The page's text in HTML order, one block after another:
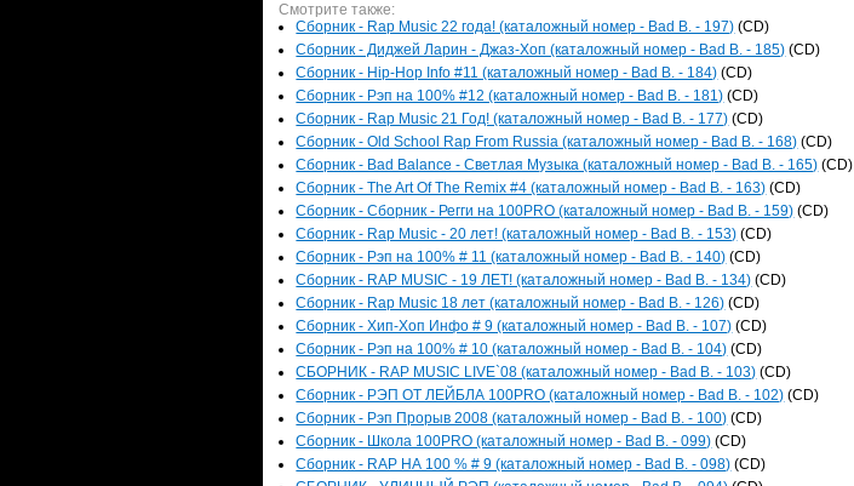
Смотрите также:
Сборник - Rap Music 22 года! (каталожный номер - Bad B. - 197) (CD)
Сборник - Диджей Ларин - Джаз-Хоп (каталожный номер - Bad B. - 185) (CD)
Сборник - Hip-Hop Info #11 (каталожный номер - Bad B. - 184) (CD)
Сборник - Рэп на 100% #12 (каталожный номер - Bad B. - 181) (CD)
Сборник - Rap Music 21 Год! (каталожный номер - Bad B. - 177) (CD)
Сборник - Old School Rap From Russia (каталожный номер - Bad B. - 168) (CD)
Сборник - Bad Balance - Светлая Музыка (каталожный номер - Bad B. - 165) (CD)
Сборник - The Art Of The Remix #4 (каталожный номер - Bad B. - 163) (CD)
Сборник - Сборник - Регги на 100PRO (каталожный номер - Bad B. - 159) (CD)
Сборник - Rap Music - 20 лет! (каталожный номер - Bad B. - 153) (CD)
Сборник - Рэп на 100% # 11 (каталожный номер - Bad B. - 140) (CD)
Сборник - RAP MUSIC - 19 ЛЕТ! (каталожный номер - Bad B. - 134) (CD)
Сборник - Rap Music 18 лет (каталожный номер - Bad B. - 126) (CD)
Сборник - Хип-Хоп Инфо # 9 (каталожный номер - Bad B. - 107) (CD)
Сборник - Рэп на 100% # 10 (каталожный номер - Bad B. - 104) (CD)
СБОРНИК - RAP MUSIC LIVE`08 (каталожный номер - Bad B. - 103) (CD)
Сборник - РЭП ОТ ЛЕЙБЛА 100PRO (каталожный номер - Bad B. - 102) (CD)
Сборник - Рэп Прорыв 2008 (каталожный номер - Bad B. - 100) (CD)
Сборник - Школа 100PRO (каталожный номер - Bad B. - 099) (CD)
Сборник - RAP НА 100 % # 9 (каталожный номер - Bad B. - 098) (CD)